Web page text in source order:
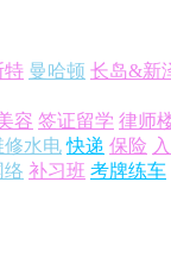
特 曼哈顿 长岛&新
容 签证留学 律师
修水电 快递 保险
络 补习班 考牌练车